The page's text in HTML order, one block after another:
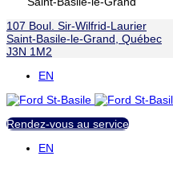
107 Boul. Sir-Wilfrid-Laurier
Saint-Basile-le-Grand Québec
J3N 1M2
EN
Rendez-vous au service
EN